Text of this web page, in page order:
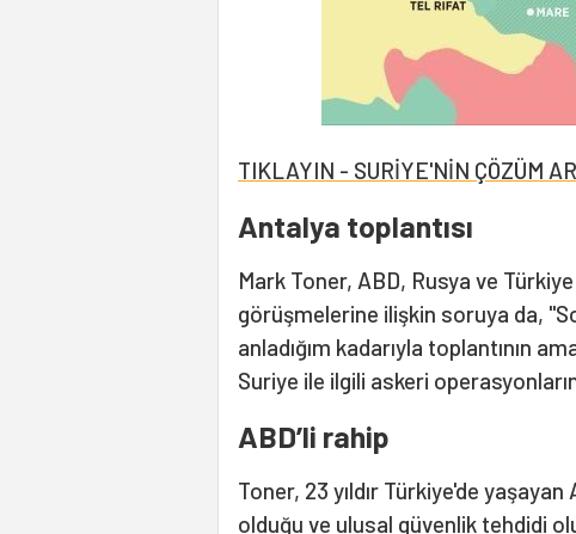
TIKLAYIN - SURİYE'NİN ÇÖZÜM
Antalya toplantısı
Mark Toner, ABD, Rusya ve
görüşmelerine ilişkin soruya da,
anladığım kadarıyla toplantının
Suriye ile ilgili askeri
ABD’li rahip
Toner, 23 yıldır Türkiye'de
olduğu ve ulusal güvenlik tehdidi